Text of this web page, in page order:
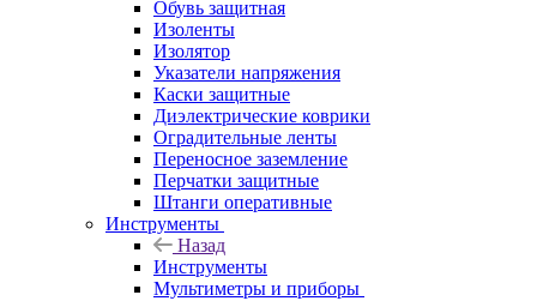
Обувь защитная
Изоленты
Изолятор
Указатели напряжения
Каски защитные
Диэлектрические коврики
Оградительные ленты
Переносное заземление
Перчатки защитные
Штанги оперативные
Инструменты
Назад
Инструменты
Мультиметры и приборы